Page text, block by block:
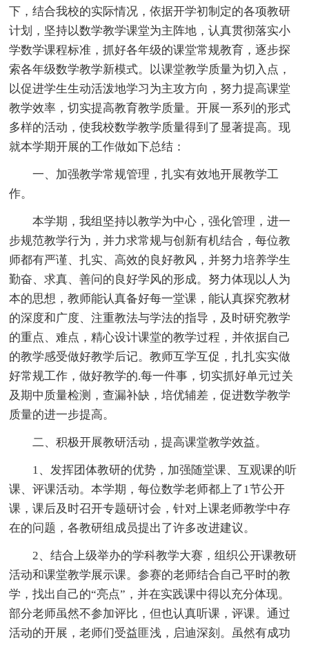
下，结合我校的实际情况，依据开学初制定的各项教研
计划，坚持以数学教学课堂为主阵地，认真贯彻落实小
学数学课程标准，抓好各年级的课堂常规教育，逐步探
索各年级数学教学新模式。以课堂教学质量为切入点，
以促进学生生动活泼地学习为主攻方向，努力提高课堂
教学效率，切实提高教育教学质量。开展一系列的形式
多样的活动，使我校数学教学质量得到了显著提高。现
就本学期开展的工作做如下总结：
一、加强教学常规管理，扎实有效地开展教学工
作。
本学期，我组坚持以教学为中心，强化管理，进一
步规范教学行为，并力求常规与创新有机结合，每位教
师都有严谨、扎实、高效的良好教风，并努力培养学生
勤奋、求真、善问的良好学风的形成。努力体现以人为
本的思想，教师能认真备好每一堂课，能认真探究教材
的深度和广度、注重教法与学法的指导，及时研究教学
的重点、难点，精心设计课堂的教学过程，并依据自己
的教学感受做好教学后记。教师互学互促，扎扎实实做
好常规工作，做好教学的.每一件事，切实抓好单元过关
及期中质量检测，查漏补缺，培优辅差，促进数学教学
质量的进一步提高。
二、积极开展教研活动，提高课堂教学效益。
1、发挥团体教研的优势，加强随堂课、互观课的听
课、评课活动。本学期，每位数学老师都上了1节公开
课，课后及时召开专题研讨会，针对上课老师教学中存
在的问题，各教研组成员提出了许多改进建议。
2、结合上级举办的学科教学大赛，组织公开课教研
活动和课堂教学展示课。参赛的老师结合自己平时的教
学，找出自己的“亮点”，并在实践课中得以充分体现。
部分老师虽然不参加评比，但也认真听课，评课。通过
活动的开展，老师们受益匪浅，启迪深刻。虽然有成功